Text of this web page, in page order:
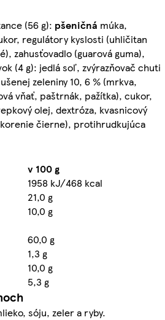
(56 g): pšeničná múka,
regulátory kyslosti (uhličitan
zahusťovadlo (guarová guma),
(4 g): jedlá soľ, zvýrazňovač chuti
zeleniny 10, 6 % (mrkva,
vňať, paštrnák, pažítka), cukor,
olej, dextróza, kvasnicový
čierne), protihrudkujúca
v 100 g
1958 kJ/468 kcal
21,0 g
10,0 g
60,0 g
1,3 g
10,0 g
5,3 g
sóju, zeler a ryby.